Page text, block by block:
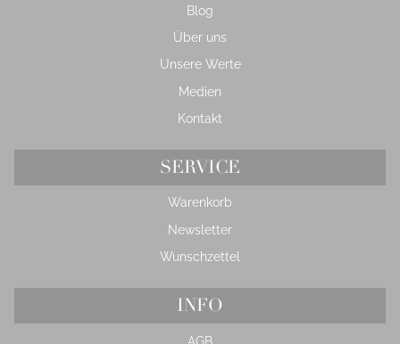
Blog
Über uns
Unsere Werte
Medien
Kontakt
SERVICE
Warenkorb
Newsletter
Wunschzettel
INFO
AGB